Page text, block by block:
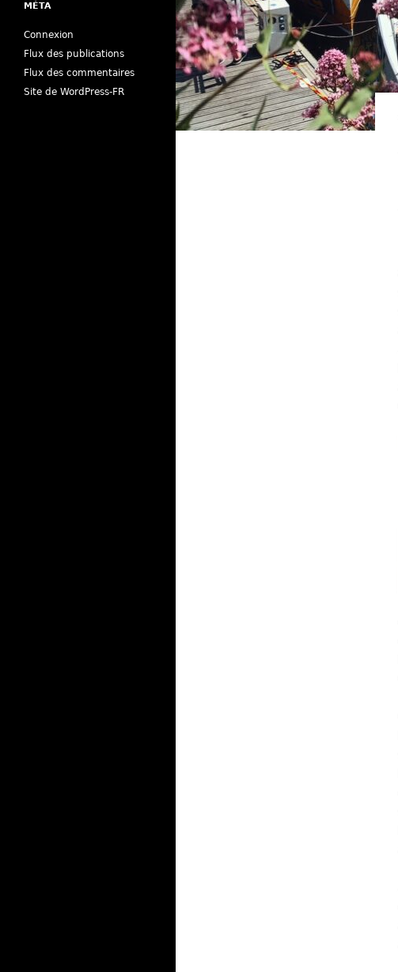
MÉTA
Connexion
Flux des publications
Flux des commentaires
Site de WordPress-FR